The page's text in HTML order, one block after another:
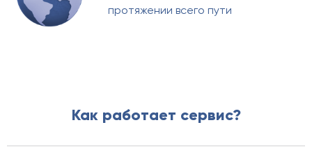
протяжении всего пути
Как работает сервис?